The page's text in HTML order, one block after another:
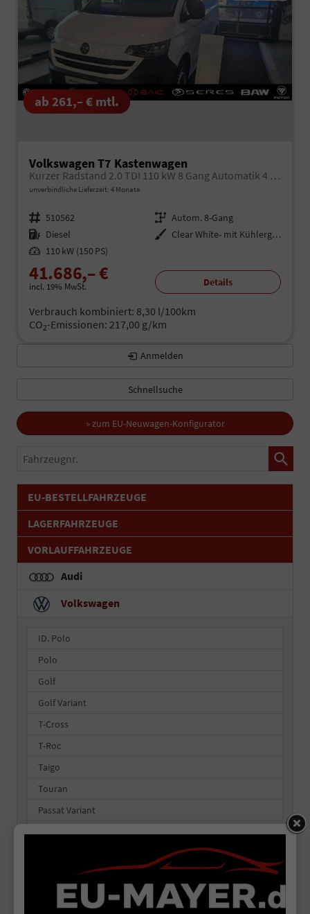
ab 261,– € mtl.
Volkswagen T7 Kastenwagen
Kurzer Radstand 2.0 TDI 110 kW 8 Gang Automatik 4 Motion, Klima, 70 l Tank, Außenspiegel elektrisch klappbar, Fahrerassistenzpaket, viele Sonderausstattungen
unverbindliche Lieferzeit: 4 Monate
Fahrzeugnr. 510562 Getriebe Autom. 8-Gang
Kraftstoff Diesel Außenfarbe
Clear White- mit Kühlergrill in Weiß
Leistung 110 kW (150 PS)
41.686,– €
incl. 19% MwSt. Details
Verbrauch kombiniert: 8,30 l/100km
CO2-Emissionen: 217,00 g/km
Anmelden
Schnellsuche
» zum EU-Neuwagen-Konfigurator
Fahrzeugnr.
EU-BESTELLFAHRZEUGE
LAGERFAHRZEUGE
VORLAUFFAHRZEUGE
Audi
Volkswagen
ID. Polo
Polo
Golf
Golf Variant
T-Cross
T-Roc
Taigo
Touran
Passat Variant
Tiguan